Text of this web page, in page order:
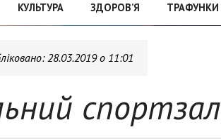
КУЛЬТУРА ЗДОРОВ’Я ТРАФУНКИ
28.03.2019 о 11:01
спортзал